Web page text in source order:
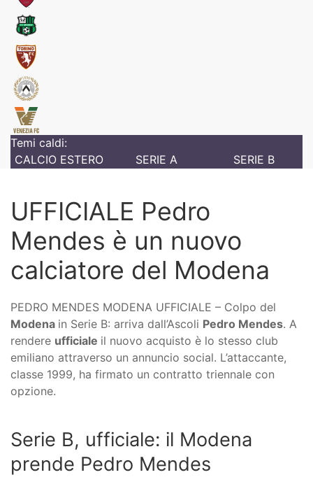
Temi caldi:
CALCIO ESTERO
SERIE A SERIE B
UFFICIALE Pedro
Mendes è un nuovo
calciatore del Modena
PEDRO MENDES MODENA UFFICIALE – Colpo del
Modena in Serie B: arriva dall’Ascoli Pedro Mendes. A
rendere ufficiale il nuovo acquisto è lo stesso club
emiliano attraverso un annuncio social. L’attaccante,
classe 1999, ha firmato un contratto triennale con
opzione.
Serie B, ufficiale: il Modena
prende Pedro Mendes